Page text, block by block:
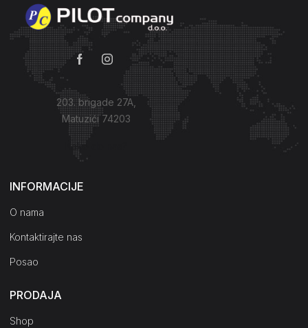
203. brigade 27A,
Matuzići 74203
Kako do nas?
INFORMACIJE
O nama
Kontaktirajte nas
Posao
PRODAJA
Shop